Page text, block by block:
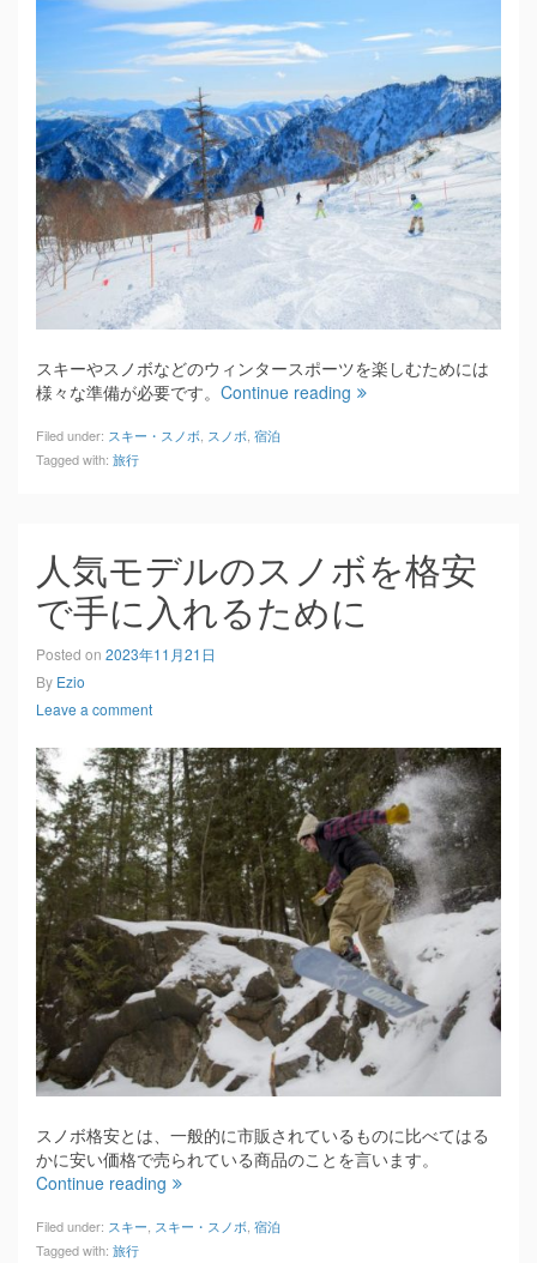
スキーやスノボなどのウィンタースポーツを楽しむためには
様々な準備が必要です。 Continue reading
Filed under: スキー・スノボ スノボ 宿泊
Tagged with: 旅行
人気モデルのスノボを格安
で手に入れるために
Posted on 2023年11月21日
By Ezio
Leave a comment
スノボ格安とは、一般的に市販されているものに比べてはる
かに安い価格で売られている商品のことを言います。
Continue reading
Filed under: スキー スキー・スノボ 宿泊
Tagged with: 旅行